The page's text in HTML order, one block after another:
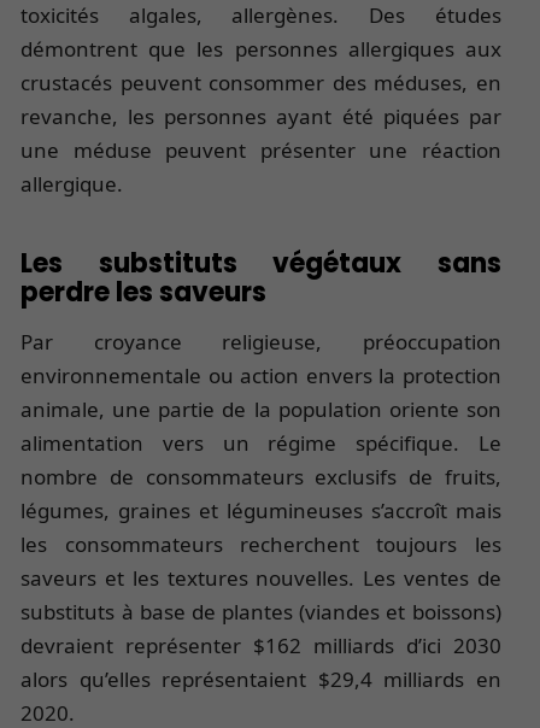
toxicités algales, allergènes. Des études
démontrent que les personnes allergiques aux
crustacés peuvent consommer des méduses, en
revanche, les personnes ayant été piquées par
une méduse peuvent présenter une réaction
allergique.
Les substituts végétaux sans
perdre les saveurs
Par croyance religieuse, préoccupation
environnementale ou action envers la protection
animale, une partie de la population oriente son
alimentation vers un régime spécifique. Le
nombre de consommateurs exclusifs de fruits,
légumes, graines et légumineuses s’accroît mais
les consommateurs recherchent toujours les
saveurs et les textures nouvelles. Les ventes de
substituts à base de plantes (viandes et boissons)
devraient représenter $162 milliards d’ici 2030
alors qu’elles représentaient $29,4 milliards en
2020.